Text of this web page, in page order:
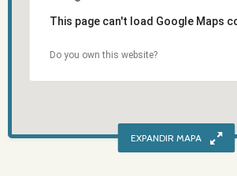
This page can't load Google Maps
Do you own this website?